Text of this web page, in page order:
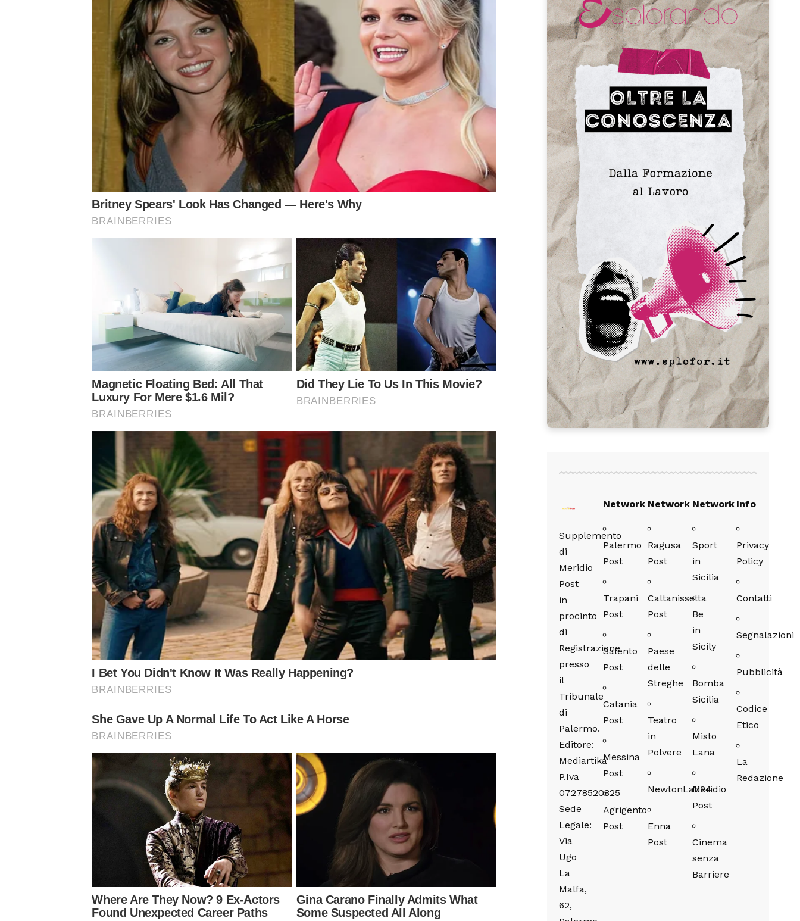
Supplemento
di
Meridio
Post
in
procinto
di
Registrazione
presso
il
Tribunale
di
Palermo.
Editore:
Mediartika
P.Iva
07278520825
Sede
Legale:
Via
Ugo
La
Malfa,
62,
Network
Palermo
Post
Trapani
Post
Salento
Post
Catania
Post
Messina
Post
Agrigento
Post
Network
Ragusa
Post
Caltanissetta
Post
Paese
delle
Streghe
Teatro
in
Polvere
NewtonLab24
Enna
Post
Network
Sport
in
Sicilia
Be
in
Sicily
Bomba
Sicilia
Misto
Lana
Meridio
Post
Cinema
senza
Barriere
Info
Privacy
Policy
Contatti
Segnalazioni
Pubblicità
Codice
Etico
La
Redazione